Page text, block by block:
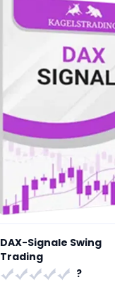
DAX-Signale Swing
Trading
?